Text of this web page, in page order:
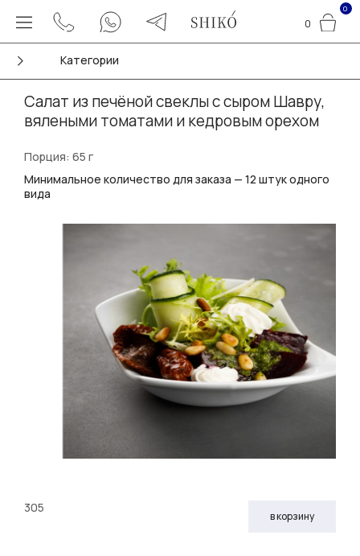
0
0
Категории
Салат из печёной свеклы с сыром Шавру,
вялеными томатами и кедровым орехом
Порция: 65 г
Минимальное количество для заказа — 12 штук одного
вида
305
в корзину